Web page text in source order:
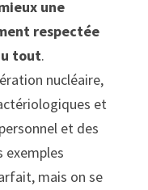
une
respectée
tout.
nucléaire,
et
et des
exemples
mais on se